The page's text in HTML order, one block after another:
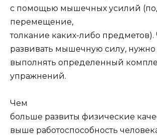
с помощью мышечных усилий
перемещение,
толкание каких-либо предметов).
развивать мышечную силу, нужно
выполнять определенный
упражнений.
Чем
больше развиты физические
выше работоспособность